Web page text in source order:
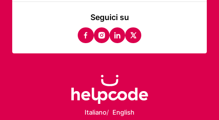
Seguici su
facebook
instagram
linkedin
twitter
Italiano English